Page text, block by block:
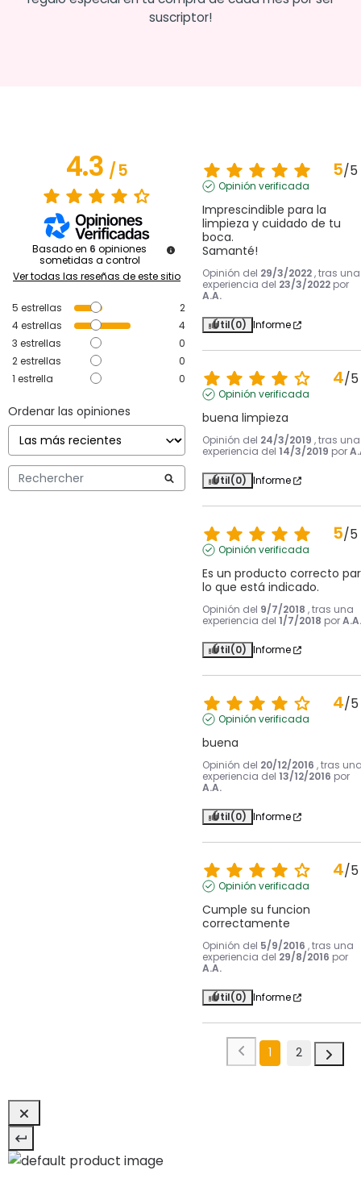
suscriptor!
4.3/5
Basado en 6 opiniones
sometidas a control
Ver todas las reseñas de este sitio
5 estrellas
2
4estrellas
4
3 estrellas
0
2estrellas
0
1 estrella 0
Ordenar las opiniones
5/5
Opinión verificada
Imprescindible para la
limpieza y cuidado de tu
boca.
Samanté!
Opinión del 29/3/2022 , tras una
experiencia del 23/3/2022 por
A.A.
Útil(0) Informe
4/5
Opinión verificada
buena limpieza
Opinión del 24/3/2019 , tras una
experiencia del 14/3/2019 por
Útil(0) Informe
5/5
Opinión verificada
Es un producto correcto
lo que está indicado.
Opinión del 9/7/2018 , tras una
experiencia del 1/7/2018 porA.A.
Útil(0) Informe
4/5
Opinión verificada
buena
Opinión del 20/12/2016 , tras
experiencia del 13/12/2016 por
A.A.
Útil(0) Informe
4/5
Opinión verificada
Cumple su funcion
correctamente
Opinión del 5/9/2016 , tras una
experiencia del 29/8/2016 por
A.A.
Útil(0) Informe
1 2